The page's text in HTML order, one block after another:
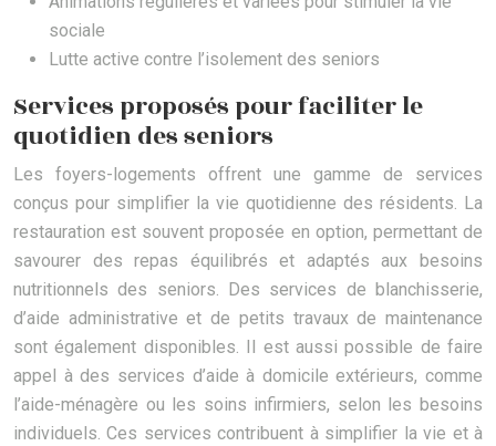
sociale
Lutte active contre l’isolement des seniors
Services proposés pour faciliter le
quotidien des seniors
Les foyers-logements offrent une gamme de services
conçus pour simplifier la vie quotidienne des résidents. La
restauration est souvent proposée en option, permettant de
savourer des repas équilibrés et adaptés aux besoins
nutritionnels des seniors. Des services de blanchisserie,
d’aide administrative et de petits travaux de maintenance
sont également disponibles. Il est aussi possible de faire
appel à des services d’aide à domicile extérieurs, comme
l’aide-ménagère ou les soins infirmiers, selon les besoins
individuels. Ces services contribuent à simplifier la vie et à